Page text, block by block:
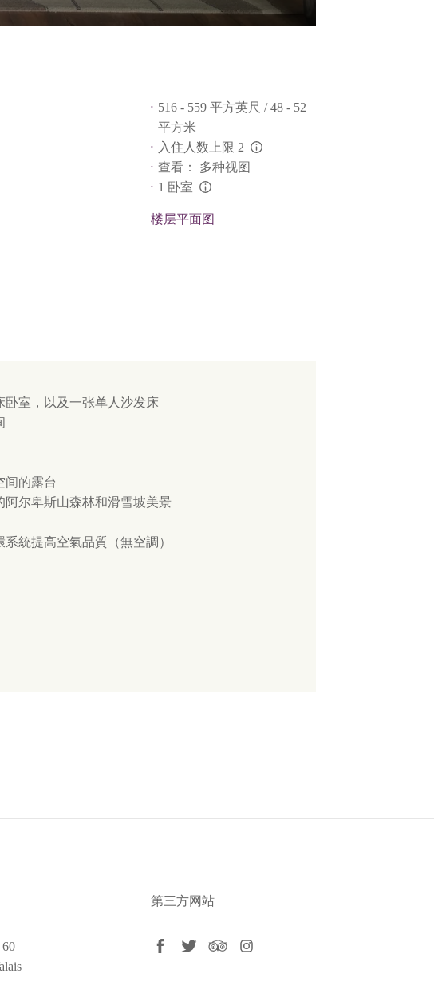
516 - 559 平方英尺 / 48 - 52
平方米
入住人数上限 2
L:Generic.Info
查看： 多种视图
1 卧室
L:Generic.Info
楼层平面图
卧室，以及一张单人沙发床
间的露台
阿尔卑斯山森林和滑雪坡美景
統提高空氣品質（無空調）
60
第三方网站
facebooktwittertripadvisor